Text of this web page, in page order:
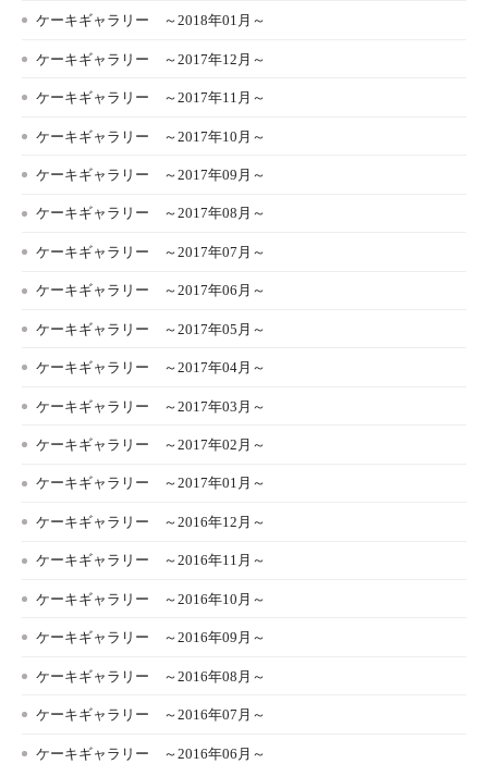
ケーキギャラリー ～2018年01月～
ケーキギャラリー ～2017年12月～
ケーキギャラリー ～2017年11月～
ケーキギャラリー ～2017年10月～
ケーキギャラリー ～2017年09月～
ケーキギャラリー ～2017年08月～
ケーキギャラリー ～2017年07月～
ケーキギャラリー ～2017年06月～
ケーキギャラリー ～2017年05月～
ケーキギャラリー ～2017年04月～
ケーキギャラリー ～2017年03月～
ケーキギャラリー ～2017年02月～
ケーキギャラリー ～2017年01月～
ケーキギャラリー ～2016年12月～
ケーキギャラリー ～2016年11月～
ケーキギャラリー ～2016年10月～
ケーキギャラリー ～2016年09月～
ケーキギャラリー ～2016年08月～
ケーキギャラリー ～2016年07月～
ケーキギャラリー ～2016年06月～